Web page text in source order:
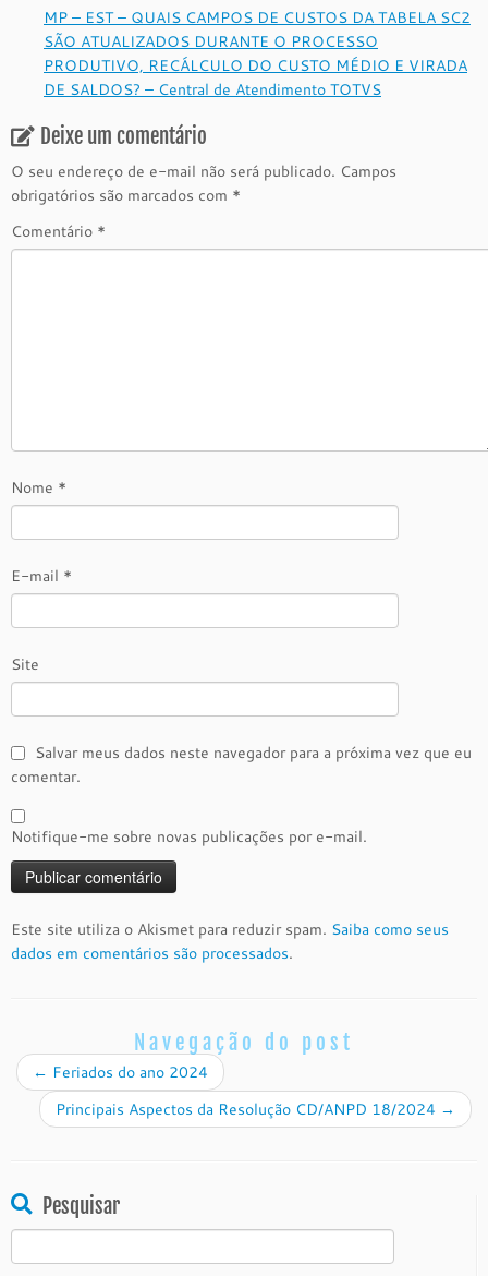
MP – EST – QUAIS CAMPOS DE CUSTOS DA TABELA SC2
SÃO ATUALIZADOS DURANTE O PROCESSO
PRODUTIVO, RECÁLCULO DO CUSTO MÉDIO E VIRADA
DE SALDOS? – Central de Atendimento TOTVS
Deixe um comentário
O seu endereço de e-mail não será publicado. Campos
obrigatórios são marcados com *
Comentário *
Nome *
E-mail *
Site
Salvar meus dados neste navegador para a próxima vez que eu
comentar.
Notifique-me sobre novas publicações por e-mail.
Este site utiliza o Akismet para reduzir spam. Saiba como seus
dados em comentários são processados.
Navegação do post
← Feriados do ano 2024
Principais Aspectos da Resolução CD/ANPD 18/2024 →
Pesquisar
por: